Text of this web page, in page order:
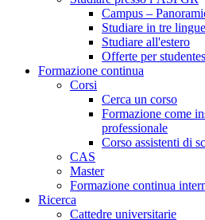
Campus –
Studiare in tre lingue
Studiare all'estero
Offerte per
Formazione continua
Corsi
Cerca un corso
Formazione come
professionale
Corso assistenti di
CAS
Master
Formazione continua
Ricerca
Cattedre universitarie